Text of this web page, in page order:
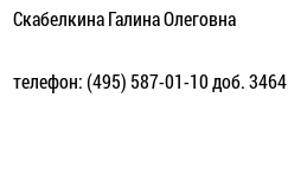
Скабелкина Галина Олеговна
телефон: (495) 587-01-10 доб. 3464